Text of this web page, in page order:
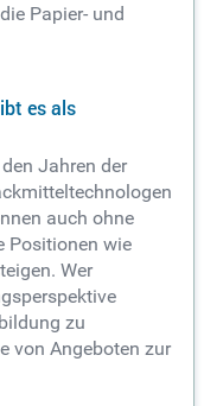
Papier- und
es als
Jahren der
auch ohne
Positionen wie
Wer
zu
von Angeboten zur